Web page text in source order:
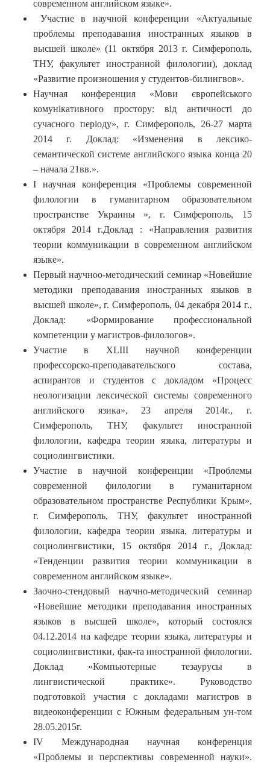
современном английском языке».
Участие в научной конференции «Актуальные
проблемы преподавания иностранных языков в
высшей школе» (11 октября 2013 г. Симферополь,
ТНУ, факультет иностранной филологии), доклад
«Развитие произношения у студентов-билингвов».
Научная конференция «Мови європейського
комунікативного простору: від античності до
сучасного періоду», г. Симферополь, 26-27 марта
2014 г. Доклад: «Изменения в лексико-
семантической системе английского языка конца 20
– начала 21вв.».
І научная конференция «Проблемы современной
филологии в гуманитарном образовательном
пространстве Украины », г. Симферополь, 15
октября 2014 г.Доклад : «Направления развития
теории коммуникации в современном английском
языке».
Первый научноо-методический семинар «Новейшие
методики преподавания иностранных языков в
высшей школе», г. Симферополь, 04 декабря 2014 г.,
Доклад: «Формирование профессиональной
компетенции у магистров-филологов».
Участие в XLIII научной конференции
профессорско-преподавательского состава,
аспирантов и студентов c докладом «Процесс
неологизации лексической системы современного
английского язика», 23 апреля 2014г., г.
Симферополь, ТНУ, факультет иностранной
филологии, кафедра теории языка, литературы и
социолингвистики.
Участие в научной конференции «Проблемы
современной филологии в гуманитарном
образовательном пространстве Республики Крым»,
г. Симферополь, ТНУ, факультет иностранной
филологии, кафедра теории языка, литературы и
социолингвистики, 15 октября 2014 г., Доклад:
«Тенденции развития теории коммуникации в
современном английском языке».
Заочно-стендовый научно-методический семинар
«Новейшие методики преподавания иностранных
языков в высшей школе», который состоялся
04.12.2014 на кафедре теории языка, литературы и
социолингвистики, фак-та иностранной филологии.
Доклад «Компьютерные тезаурусы в
лингвистической практике». Руководство
подготовкой участия с докладами магистров в
видеоконференции с Южным федеральным ун-том
28.05.2015г.
IV Международная научная конференция
«Проблемы и перспективы современной науки».